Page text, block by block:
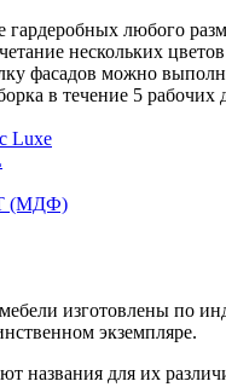
гардеробных любого
нескольких
фасадов можно
в течение 5 рабочих
Luxe
(МДФ)
изготовлены по
экземпляре.
названия для их